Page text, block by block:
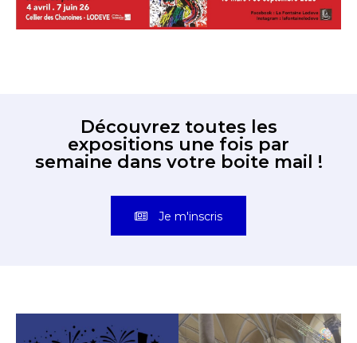
Découvrez toutes les
expositions une fois par
semaine dans votre boite mail !
Je m'inscris